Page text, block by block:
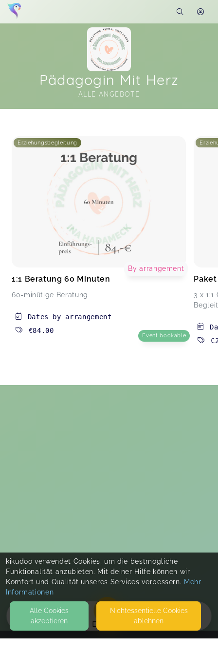
EVENTS
Pädagogin Mit Herz
ALLE ANGEBOTE
Erziehungsbegleitung
1:1 Beratung 60 Minuten
60-minütige Beratung
By arrangement
Dates by arrangement
€84.00
Event bookable
3 x
kikudoo verwendet Cookies, um die bestmögliche
Funktionalität anzubieten. Mit deiner Hilfe können wir
Komfort und Qualität unseres Services verbessern. Mehr
Informationen
Alle Cookies
akzeptieren
Nicht­essentielle Cookies
ablehnen